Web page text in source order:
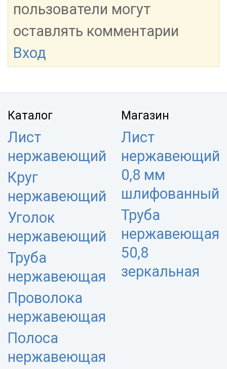
пользователи могут
оставлять комментарии
Вход
Каталог
Лист
нержавеющий
Круг
нержавеющий
Уголок
нержавеющий
Труба
нержавеющая
Проволока
нержавеющая
Полоса
нержавеющая
Магазин
Лист
нержавеющий
0,8 мм
шлифованный
Труба
нержавеющая
50,8
зеркальная